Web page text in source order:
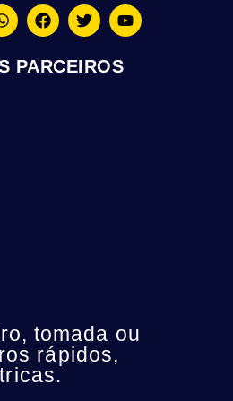
PARCEIROS
tomada ou
rápidos,